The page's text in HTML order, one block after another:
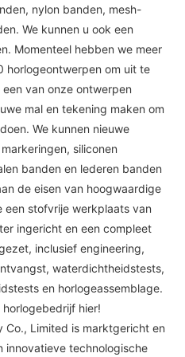
nylon banden, mesh-
We kunnen u ook een
Momenteel hebben we meer
horlogeontwerpen om uit te
van onze ontwerpen
mal en tekening maken om
We kunnen nieuwe
siliconen
banden en lederen banden
de eisen van hoogwaardige
stofvrije werkplaats van
ingericht en een compleet
inclusief engineering,
waterdichtheidstests,
en horlogeassemblage.
hier!
Co., Limited is marktgericht en
innovatieve technologische